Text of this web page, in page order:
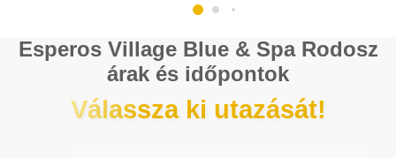
Esperos Village Blue & Spa Rodosz
árak és időpontok
Válassza ki utazását!